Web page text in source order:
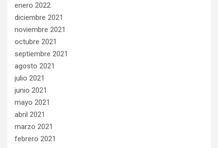
enero 2022
diciembre 2021
noviembre 2021
octubre 2021
septiembre 2021
agosto 2021
julio 2021
junio 2021
mayo 2021
abril 2021
marzo 2021
febrero 2021